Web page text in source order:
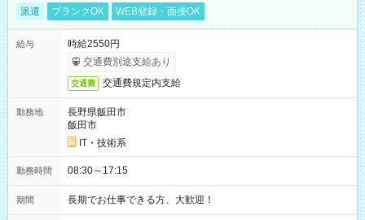
派遣 ブランクOK WEB登録・面接OK
給与
時給2550円
交通費別途支給あり
交通費 交通費規定内支給
勤務地
長野県飯田市
飯田市
IT・技術系
勤務時間 08:30～17:15
期間 長期でお仕事できる方、大歓迎！